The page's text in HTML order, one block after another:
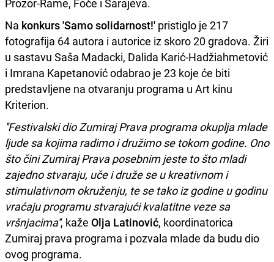
Na konkurs 'Samo solidarnost!' pristiglo je 217
fotografija 64 autora i autorice iz skoro 20 gradova. Žiri
u sastavu Saša Madacki, Dalida Karić-Hadžiahmetović
i Imrana Kapetanović odabrao je 23 koje će biti
predstavljene na otvaranju programa u Art kinu
Kriterion.
''Festivalski dio Zumiraj Prava programa okuplja mlade
ljude sa kojima radimo i družimo se tokom godine. Ono
što čini Zumiraj Prava posebnim jeste to što mladi
zajedno stvaraju, uče i druže se u kreativnom i
stimulativnom okruženju, te se tako iz godine u godinu
vraćaju programu stvarajući kvalatitne veze sa
vršnjacima'', kaže Olja Latinović, koordinatorica
Zumiraj prava programa i pozvala mlade da budu dio
ovog programa.